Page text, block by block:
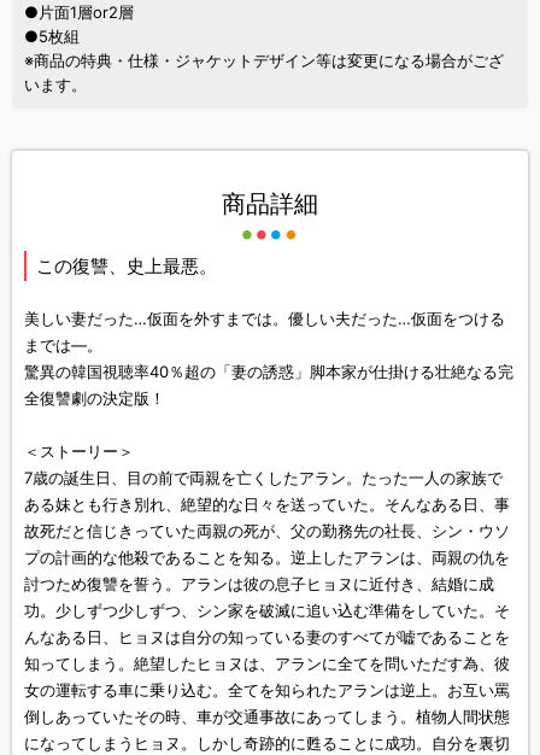
●片面1層or2層
●5枚組
※商品の特典・仕様・ジャケットデザイン等は変更になる場合がござ
います。
商品詳細
この復讐、史上最悪。
美しい妻だった…仮面を外すまでは。優しい夫だった…仮面をつける
までは—。
驚異の韓国視聴率40％超の「妻の誘惑」脚本家が仕掛ける壮絶なる完
全復讐劇の決定版！
＜ストーリー＞
7歳の誕生日、目の前で両親を亡くしたアラン。たった一人の家族で
ある妹とも行き別れ、絶望的な日々を送っていた。そんなある日、事
故死だと信じきっていた両親の死が、父の勤務先の社長、シン・ウソ
プの計画的な他殺であることを知る。逆上したアランは、両親の仇を
討つため復讐を誓う。アランは彼の息子ヒョヌに近付き、結婚に成
功。少しずつ少しずつ、シン家を破滅に追い込む準備をしていた。そ
んなある日、ヒョヌは自分の知っている妻のすべてが嘘であることを
知ってしまう。絶望したヒョヌは、アランに全てを問いただす為、彼
女の運転する車に乗り込む。全てを知られたアランは逆上。お互い罵
倒しあっていたその時、車が交通事故にあってしまう。植物人間状態
になってしまうヒョヌ。しかし奇跡的に甦ることに成功。自分を裏切